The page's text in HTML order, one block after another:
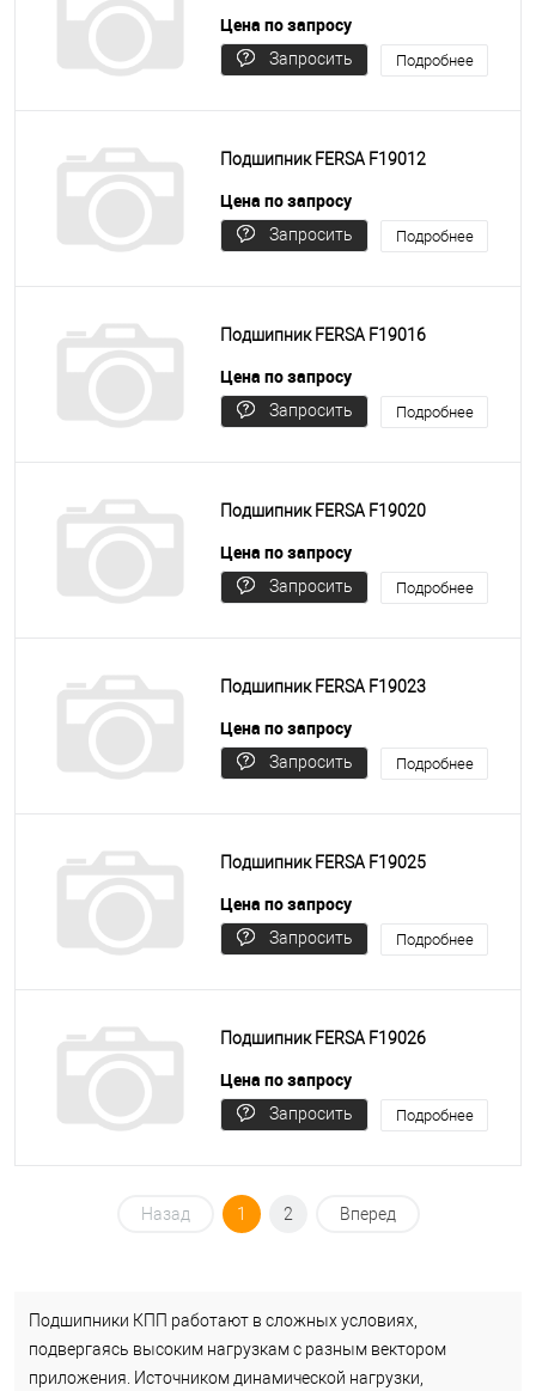
Цена по запросу
Запросить
Подробнее
Подшипник FERSA F19012
Цена по запросу
Запросить
Подробнее
Подшипник FERSA F19016
Цена по запросу
Запросить
Подробнее
Подшипник FERSA F19020
Цена по запросу
Запросить
Подробнее
Подшипник FERSA F19023
Цена по запросу
Запросить
Подробнее
Подшипник FERSA F19025
Цена по запросу
Запросить
Подробнее
Подшипник FERSA F19026
Цена по запросу
Запросить
Подробнее
Назад 1 2 Вперед
Подшипники КПП работают в сложных условиях,
подвергаясь высоким нагрузкам с разным вектором
приложения. Источником динамической нагрузки,